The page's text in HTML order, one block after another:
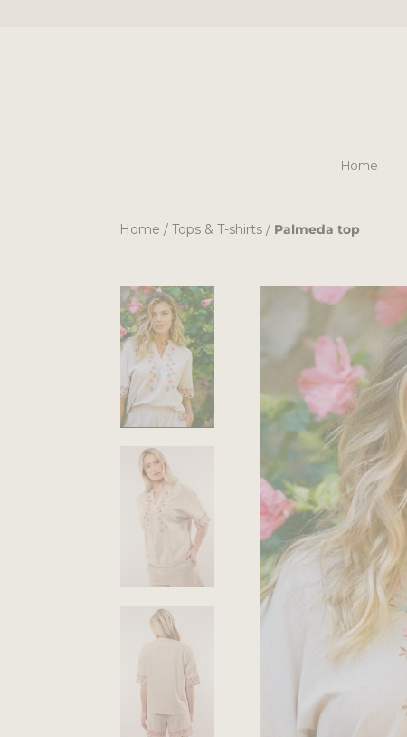
Home
Home / Tops & T-shirts / Palmeda top